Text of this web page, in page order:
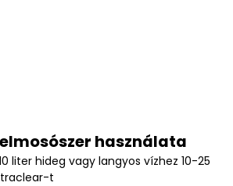
felmosószer használata
liter hideg vagy langyos vízhez 10-25
t